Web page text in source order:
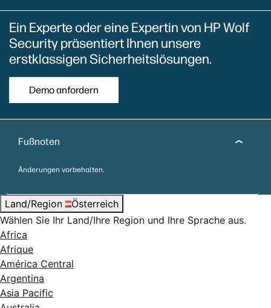
Ein Experte oder eine Expertin von HP Wolf
Security präsentiert Ihnen unsere
erstklassigen Sicherheitslösungen.
Demo anfordern
Fußnoten
Änderungen vorbehalten.
Land/Region
Österreich
Wählen Sie Ihr Land/Ihre Region und Ihre Sprache aus.
Africa
Afrique
América Central
Argentina
Asia Pacific